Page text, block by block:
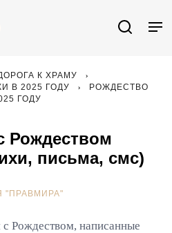
К ХРАМУ
В 2025 ГОДУ
РОЖДЕСТВО
ГОДУ
Рождеством
письма, смс)
"ПРАВМИРА"
Рождеством, написанные